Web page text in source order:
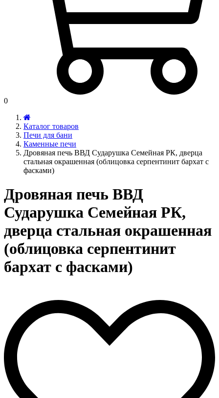
0
Каталог товаров
Печи для бани
Каменные печи
Дровяная печь ВВД Сударушка Семейная РК, дверца
стальная окрашенная (облицовка серпентинит бархат с
фасками)
Дровяная печь ВВД
Сударушка Семейная РК,
дверца стальная окрашенная
(облицовка серпентинит
бархат с фасками)